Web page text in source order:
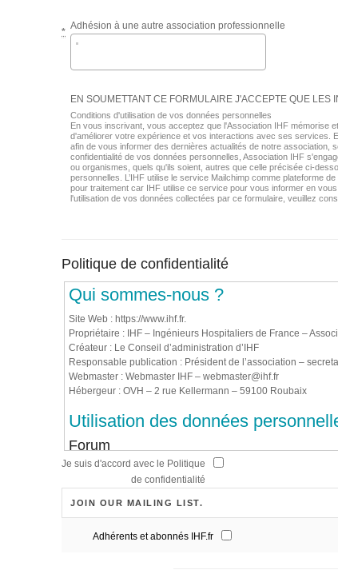
Adhésion à une autre association professionnelle
*
EN SOUMETTANT CE FORMULAIRE J'ACCEPTE QUE
Conditions d'utilisation de vos données personnelles
En vous inscrivant, vous acceptez que l'Association IHF mémorise
d'améliorer votre expérience et vos interactions avec ses services.
afin de vous informer des dernières actualités de notre association,
confidentialité de vos données personnelles, Association IHF
ou organismes, quels qu'ils soient, autres que celle précisée ci-
personnelles. L’IHF utilise le service Mailchimp comme plateforme
pour traitement car IHF utilise ce service pour vous informer en
l'utilisation de vos données collectées par ce formulaire, veuillez
Politique de confidentialité
Qui sommes-nous ?
Site Web : https://www.ihf.fr.
Propriétaire : IHF – Ingénieurs Hospitaliers de France –
Créateur : Le Conseil d’administration d’IHF
Responsable publication : Président de l’association –
Webmaster : Webmaster IHF – webmaster@ihf.fr
Hébergeur : OVH – 2 rue Kellermann – 59100 Roubaix
Utilisation des données
Forum
Quand vous laissez un commentaire sur notre forum, les
votre navigateur sont collectés pour nous aider à la détection
Médias
Si vous êtes un utilisateur ou une utilisatrice enregistré·e et
Je suis d'accord avec le Politique
de confidentialité
JOIN OUR MAILING LIST.
Adhérents et abonnés IHF.fr